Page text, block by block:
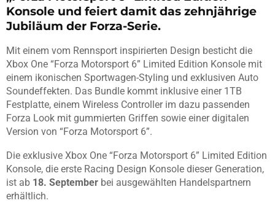
Konsole und feiert damit das zehnjährige
Jubiläum der Forza-Serie.
Mit einem vom Rennsport inspirierten Design besticht die
Xbox One “Forza Motorsport 6” Limited Edition Konsole mit
einem ikonischen Sportwagen-Styling und exklusiven Auto
Soundeffekten. Das Bundle kommt inklusive einer 1TB
Festplatte, einem Wireless Controller im dazu passenden
Forza Look mit gummierten Griffen sowie einer digitalen
Version von “Forza Motorsport 6”.
Die exklusive Xbox One “Forza Motorsport 6” Limited Edition
Konsole, die erste Racing Design Konsole dieser Generation,
ist ab 18. September bei ausgewählten Handelspartnern
erhältlich.